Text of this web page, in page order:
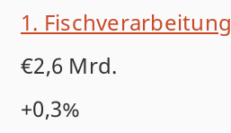
1. Fischverarbeitung
€2,6 Mrd.
+0,3%